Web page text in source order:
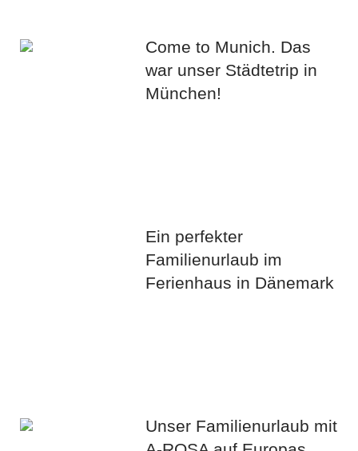
Come to Munich. Das
war unser Städtetrip in
München!
Ein perfekter
Familienurlaub im
Ferienhaus in Dänemark
Unser Familienurlaub mit